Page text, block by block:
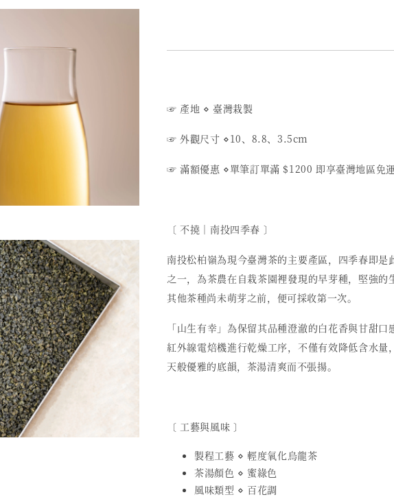
☞ 產地 ⋄ 臺灣栽製
☞ 外觀尺寸 ⋄10、8.8、3.5cm
☞ 滿額優惠 ⋄單筆訂單滿 $1200 即享臺灣地區免
〔 不撓︱南投四季春 〕
南投松柏嶺為現今臺灣茶的主要產區，四季春即是
之一，為茶農在自栽茶園裡發現的早芽種，堅強的
其他茶種尚未萌芽之前，便可採收第一次。
「山生有幸」為保留其品種澄澈的白花香與甘甜口
紅外線電焙機進行乾燥工序，不僅有效降低含水量
天般優雅的底韻，茶湯清爽而不張揚。
〔 工藝與風味 〕
製程工藝 ⋄ 輕度氧化烏龍茶
茶湯顏色 ⋄ 蜜綠色
風味類型 ⋄ 百花調